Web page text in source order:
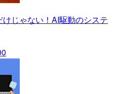
けじゃない！AI駆動のシステ